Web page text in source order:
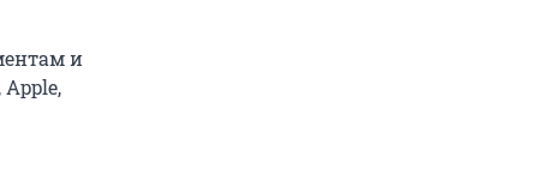
и